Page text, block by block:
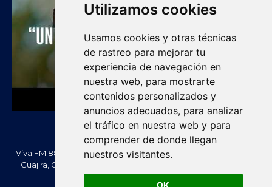
Utilizamos cookies
Usamos cookies y otras técnicas
de rastreo para mejorar tu
experiencia de navegación en
nuestra web, para mostrarte
contenidos personalizados y
anuncios adecuados, para analizar
el tráfico en nuestra web y para
comprender de donde llegan
nuestros visitantes.
OK
Viva FM 88.2 FM es una emisora comunitaria de Villanueva, La
Guajira, Colombia. Información, noticias, cultura, vallenato y
actualidad regional.